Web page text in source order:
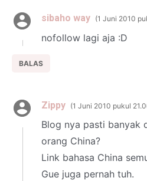
sibaho way 1 Juni 2010
nofollow lagi aja :D
BALAS
Zippy 1 Juni 2010 pukul
Blog nya pasti banyak
orang China?
Link bahasa China
Gue juga pernah tuh.